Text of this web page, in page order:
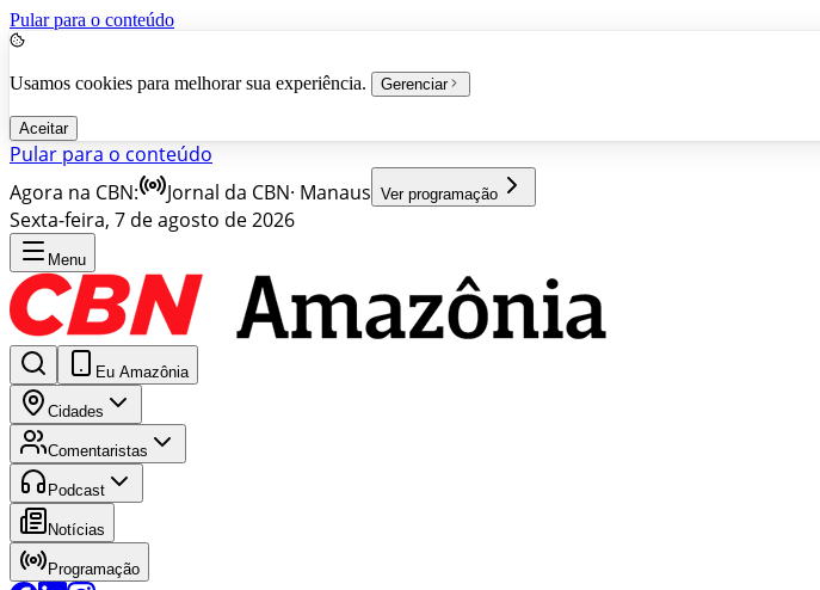
Pular para o conteúdo
Usamos cookies para melhorar sua experiência. Gerenciar
Aceitar
Pular para o conteúdo
Agora na CBN:
Jornal da CBN· Manaus Ver programação
Sexta-feira, 7 de agosto de 2026
Menu
Eu Amazônia
Cidades
Comentaristas
Podcast
Notícias
Programação